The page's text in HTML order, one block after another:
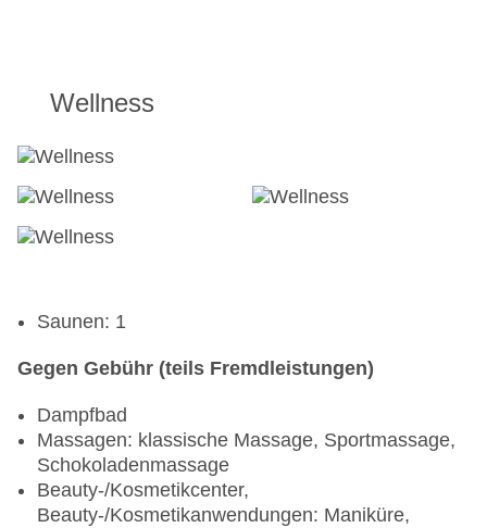
Wellness
Saunen: 1
Gegen Gebühr (teils Fremdleistungen)
Dampfbad
Massagen: klassische Massage, Sportmassage,
Schokoladenmassage
Beauty-/Kosmetikcenter,
Beauty-/Kosmetikanwendungen: Maniküre,